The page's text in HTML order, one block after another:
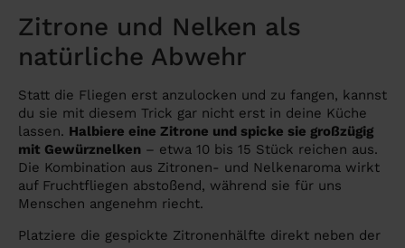
Zitrone und Nelken als
natürliche Abwehr
Statt die Fliegen erst anzulocken und zu fangen, kannst
du sie mit diesem Trick gar nicht erst in deine Küche
lassen. Halbiere eine Zitrone und spicke sie großzügig
mit Gewürznelken – etwa 10 bis 15 Stück reichen aus.
Die Kombination aus Zitronen- und Nelkenaroma wirkt
auf Fruchtfliegen abstoßend, während sie für uns
Menschen angenehm riecht.
Platziere die gespickte Zitronenhälfte direkt neben der